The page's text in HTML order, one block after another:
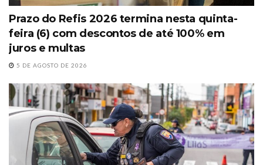
Prazo do Refis 2026 termina nesta quinta-
feira (6) com descontos de até 100% em
juros e multas
5 DE AGOSTO DE 2026